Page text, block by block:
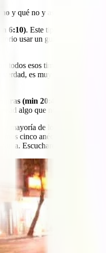
y qué no y así poder saber
6:10). Este tipo de timos
usar un guía, o que las
todos esos timos que nos
es muy probable que
(min 20:49)
. Lo más
algo que no lo es.
. La mayoría de los testimonios
cinco anécdotas
Escucharemos tres